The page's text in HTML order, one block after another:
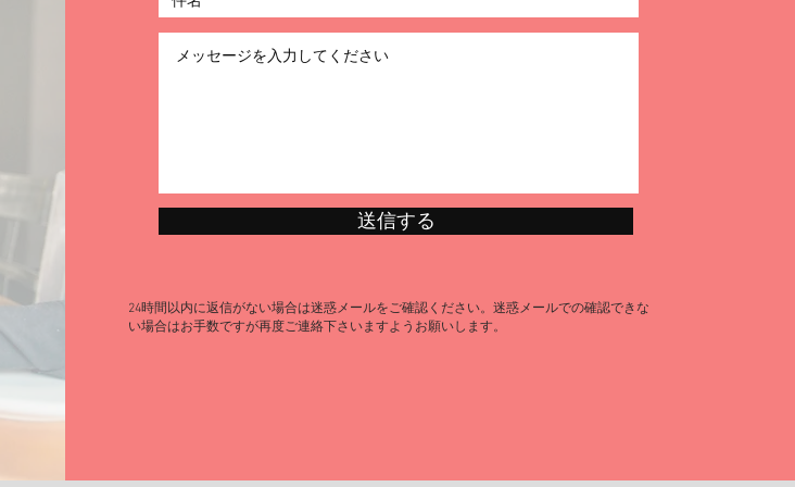
送信する
24時間以内に返信がない場合は迷惑メールをご確認ください。迷惑メールでの確認できな
い場合はお手数ですが再度ご連絡下さいますようお願いします。